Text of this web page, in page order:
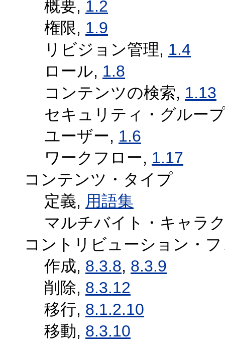
概要, 1.2
権限, 1.9
リビジョン管理, 1.4
ロール, 1.8
コンテンツの検索, 1.13
セキュリティ・グルー
ユーザー, 1.6
ワークフロー, 1.17
コンテンツ・タイプ
定義, 用語集
マルチバイト・キャラ
コントリビューション・
作成, 8.3.8, 8.3.9
削除, 8.3.12
移行, 8.1.2.10
移動, 8.3.10